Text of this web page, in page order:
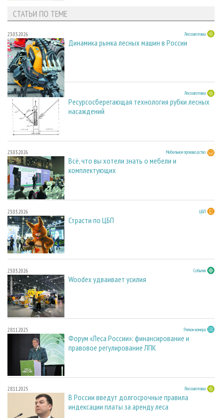
СТАТЬИ ПО ТЕМЕ
23.03.2026 Лесозаготовка
Динамика рынка лесных машин в России
23.03.2026 Лесозаготовка
Ресурсосберегающая технология рубки лесных
насаждений
23.03.2026 Мебельное производство
Всё, что вы хотели знать о мебели и
комплектующих
23.03.2026 ЦБП
Страсти по ЦБП
23.03.2026 События
Woodex удваивает усилия
28.11.2025 Регион номера
Форум «Леса России»: финансирование и
правовое регулирование ЛПК
28.11.2025 Лесозаготовка
В России введут долгосрочные правила
индексации платы за аренду леса